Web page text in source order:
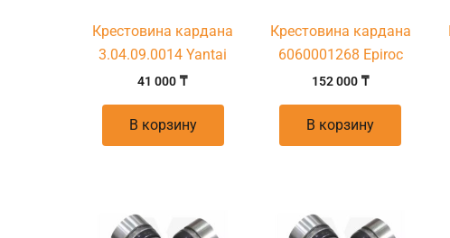
Крестовина кардана
3.04.09.0014 Yantai
41 000 ₸
В корзину
Крестовина кардана
6060001268 Epiroc
152 000 ₸
В корзину